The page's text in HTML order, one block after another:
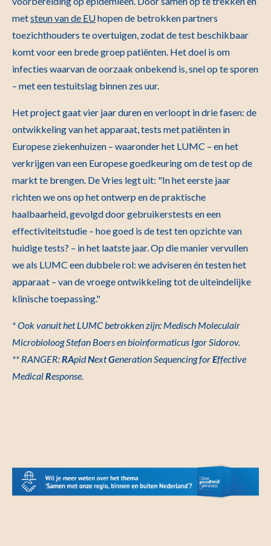
metsteun van de EUhopen de betrokken partners
toezichthouders te overtuigen, zodat de test beschikbaar
komt voor een brede groep patiënten. Het doel is om
infecties waarvan de oorzaak onbekend is, snel op te sporen
– met een testuitslag binnen zes uur.
Het project gaat vier jaar duren en verloopt in drie fasen: de
ontwikkeling van het apparaat, tests met patiënten in
Europese ziekenhuizen – waaronder het LUMC – en het
verkrijgen van een Europese goedkeuring om de test op de
markt te brengen. De Vries legt uit: "In het eerste jaar
richten we ons op het ontwerp en de praktische
haalbaarheid, gevolgd door gebruikerstests en een
effectiviteitstudie – hoe goed is de test ten opzichte van
huidige tests? – in het laatste jaar. Op die manier vervullen
we als LUMC een dubbele rol: we adviseren én testen het
apparaat – van de vroege ontwikkeling tot de uiteindelijke
klinische toepassing."
* Ook vanuit het LUMC betrokken zijn: Medisch Moleculair
Microbioloog Stefan Boers en bioinformaticus Igor Sidorov.
** RANGER:RApidNextGeneration Sequencing forEffective
MedicalResponse.